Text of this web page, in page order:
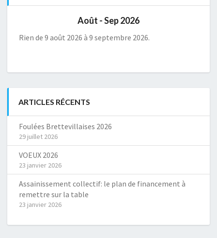
Août - Sep 2026
Rien de 9 août 2026 à 9 septembre 2026.
ARTICLES RÉCENTS
Foulées Brettevillaises 2026
29 juillet 2026
VOEUX 2026
23 janvier 2026
Assainissement collectif: le plan de financement à
remettre sur la table
23 janvier 2026